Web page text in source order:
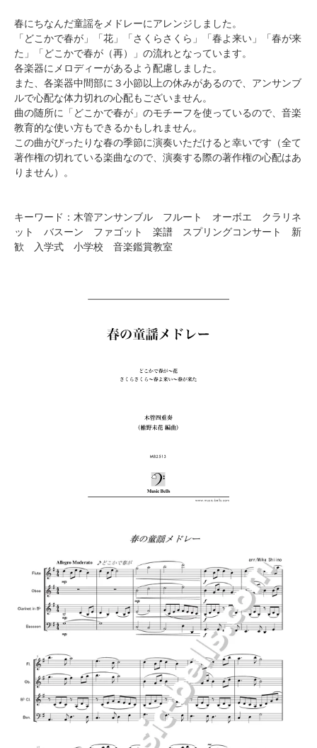
春にちなんだ童謡をメドレーにアレンジしました。
「どこかで春が」「花」「さくらさくら」「春よ来い」「春が来
た」「どこかで春が（再）」の流れとなっています。
各楽器にメロディーがあるよう配慮しました。
また、各楽器中間部に３小節以上の休みがあるので、アンサンブ
ルで心配な体力切れの心配もございません。
曲の随所に「どこかで春が」のモチーフを使っているので、音楽
教育的な使い方もできるかもしれません。
この曲がぴったりな春の季節に演奏いただけると幸いです（全て
著作権の切れている楽曲なので、演奏する際の著作権の心配はあ
りません）。
キーワード：木管アンサンブル フルート オーボエ クラリネ
ット バスーン ファゴット 楽譜 スプリングコンサート 新
歓 入学式 小学校 音楽鑑賞教室